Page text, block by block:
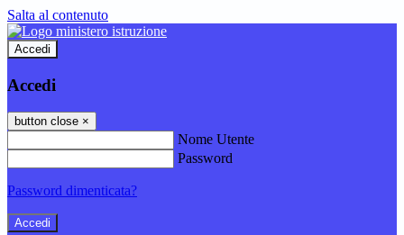
Salta al contenuto
Accedi
Accedi
button close ×
Nome Utente
Password
Password dimenticata?